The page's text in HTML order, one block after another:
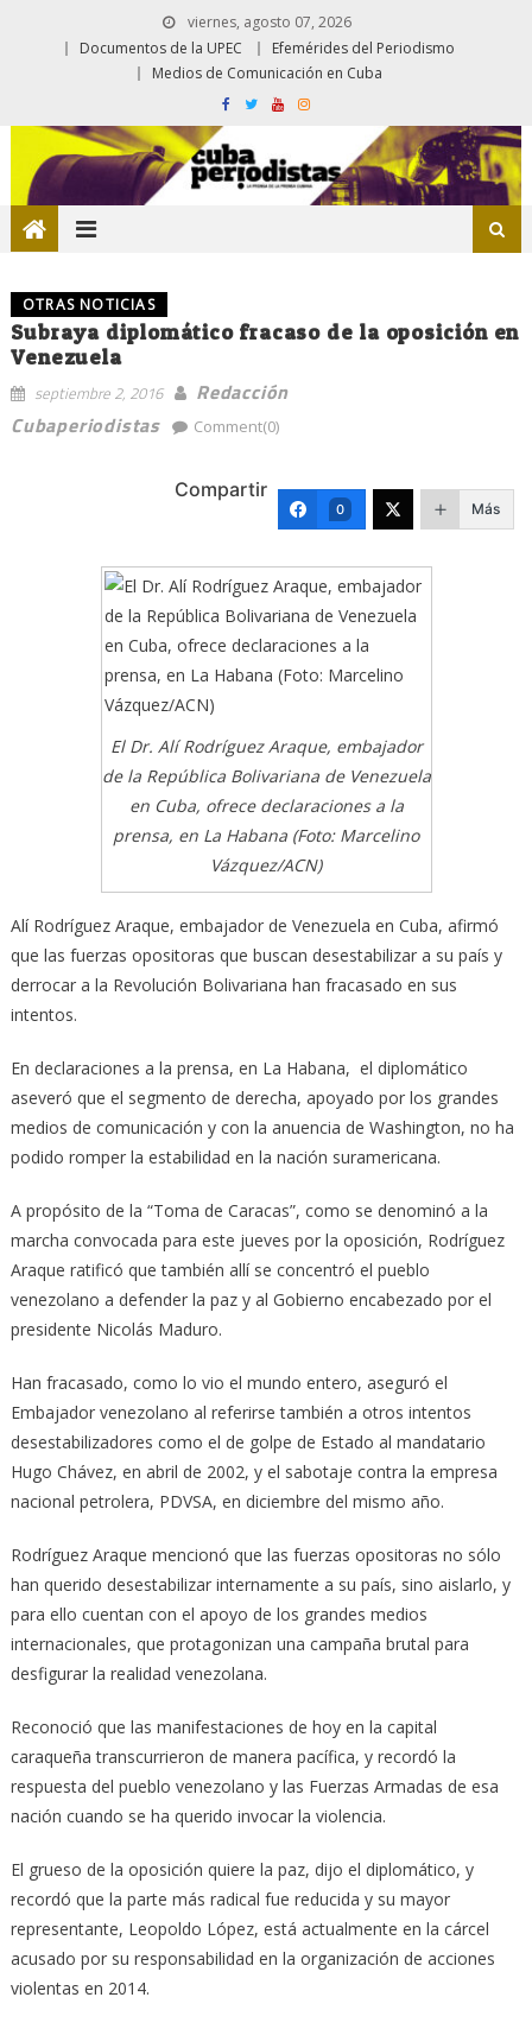
viernes, agosto 07, 2026
Documentos de la UPEC
Efemérides del Periodismo
Medios de Comunicación en Cuba
OTRAS NOTICIAS
Subraya diplomático fracaso de la oposición en
Venezuela
septiembre 2, 2016
Redacción
Cubaperiodistas
Comment(0)
Compartir
0 Más
El Dr. Alí Rodríguez Araque, embajador
de la República Bolivariana de Venezuela
en Cuba, ofrece declaraciones a la
prensa, en La Habana (Foto: Marcelino
Vázquez/ACN)
Alí Rodríguez Araque, embajador de Venezuela en Cuba, afirmó
que las fuerzas opositoras que buscan desestabilizar a su país y
derrocar a la Revolución Bolivariana han fracasado en sus
intentos.
En declaraciones a la prensa, en La Habana, el diplomático
aseveró que el segmento de derecha, apoyado por los grandes
medios de comunicación y con la anuencia de Washington, no ha
podido romper la estabilidad en la nación suramericana.
A propósito de la “Toma de Caracas”, como se denominó a la
marcha convocada para este jueves por la oposición, Rodríguez
Araque ratificó que también allí se concentró el pueblo
venezolano a defender la paz y al Gobierno encabezado por el
presidente Nicolás Maduro.
Han fracasado, como lo vio el mundo entero, aseguró el
Embajador venezolano al referirse también a otros intentos
desestabilizadores como el de golpe de Estado al mandatario
Hugo Chávez, en abril de 2002, y el sabotaje contra la empresa
nacional petrolera, PDVSA, en diciembre del mismo año.
Rodríguez Araque mencionó que las fuerzas opositoras no sólo
han querido desestabilizar internamente a su país, sino aislarlo, y
para ello cuentan con el apoyo de los grandes medios
internacionales, que protagonizan una campaña brutal para
desfigurar la realidad venezolana.
Reconoció que las manifestaciones de hoy en la capital
caraqueña transcurrieron de manera pacífica, y recordó la
respuesta del pueblo venezolano y las Fuerzas Armadas de esa
nación cuando se ha querido invocar la violencia.
El grueso de la oposición quiere la paz, dijo el diplomático, y
recordó que la parte más radical fue reducida y su mayor
representante, Leopoldo López, está actualmente en la cárcel
acusado por su responsabilidad en la organización de acciones
violentas en 2014.